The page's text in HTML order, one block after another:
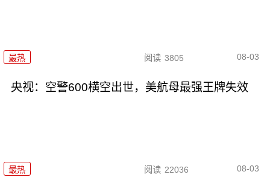
最热 阅读 3805 08-03
央视：空警600横空出世，美航母最强王牌失效
最热 阅读 22036 08-03